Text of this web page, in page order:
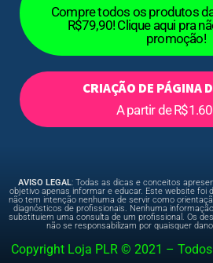
Compre todos os produtos
R$79,90! Clique aqui pra
promoção!
CRIAÇÃO DE PÁGINA
A partir de
AVISO LEGAL: Todas as dicas e conceitos
objetivo apenas informar e educar. Este website foi
não tem intenção nenhuma de servir como
diagnósticos de profissionais. Nenhuma
substituiem uma consulta de um profissional. Os
não se responsabilizam por quaisquer
Copyright Loja PLR © 2021 –